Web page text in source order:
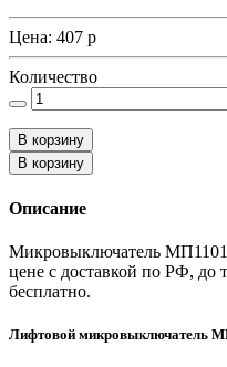
Цена: 407 p
Количество
В корзину
В корзину
Описание
Микровыключатель
цене с доставкой по РФ, до
бесплатно.
Лифтовой микровыключатель